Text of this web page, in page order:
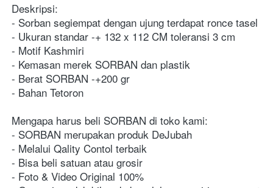
Deskripsi:
- Sorban segiempat dengan ujung terdapat ronce tasel
- Ukuran standar -+ 132 x 112 CM toleransi 3 cm
- Motif Kashmiri
- Kemasan merek SORBAN dan plastik
- Berat SORBAN -+200 gr
- Bahan Tetoron
Mengapa harus beli SORBAN di toko kami:
- SORBAN merupakan produk DeJubah
- Melalui Qality Contol terbaik
- Bisa beli satuan atau grosir
- Foto & Video Original 100%